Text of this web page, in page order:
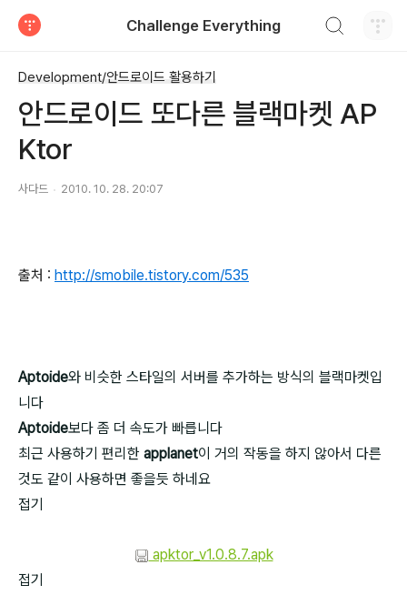
Challenge Everything
Development/안드로이드 활용하기
안드로이드 또다른 블랙마켓 AP
Ktor
사다드 2010. 10. 28. 20:07
출처 : http://smobile.tistory.com/535
Aptoide와 비슷한 스타일의 서버를 추가하는 방식의 블랙마켓입
니다
Aptoide보다 좀 더 속도가 빠릅니다
최근 사용하기 편리한 applanet이 거의 작동을 하지 않아서 다른
것도 같이 사용하면 좋을듯 하네요
접기
apktor_v1.0.8.7.apk
접기